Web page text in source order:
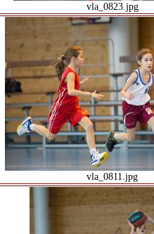
vla_0823.jpg
vla_0811.jpg